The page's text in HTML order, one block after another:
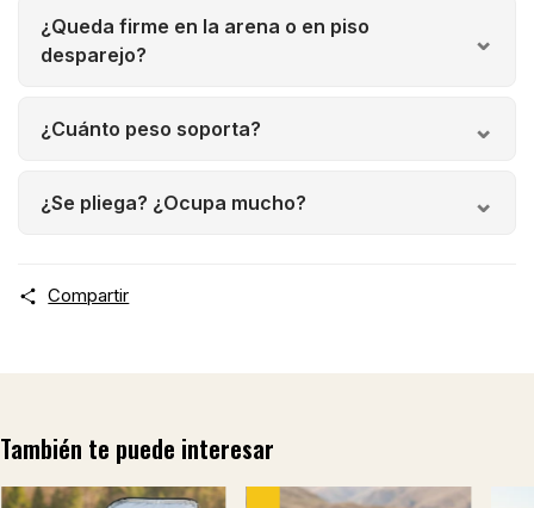
¿Queda firme en la arena o en piso
desparejo?
¿Cuánto peso soporta?
¿Se pliega? ¿Ocupa mucho?
Compartir
También te puede interesar